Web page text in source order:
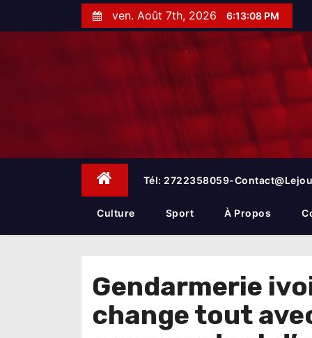
t
ven. Août 7th, 2026 6:13:09 PM
Tél: 2722358059-
Culture Sport À Propos
Gendarmerie
change tout